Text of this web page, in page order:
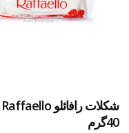
40گرم